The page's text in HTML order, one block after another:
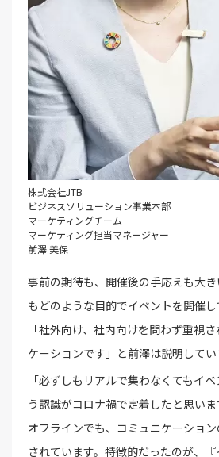
株式会社JTB
ビジネスソリューション事業本部
マーケティングチーム
マーケティング担当マネージャー
前澤 美保
事前の期待も、開催後の手応えも大
もどのような目的でイベントを開催し
「社外向け、社内向けを問わず重視
ケーションです」と前澤は説明してい
「必ずしもリアルで集わなくてもイ
う認識がコロナ禍で定着したと思い
オフラインでも、コミュニケーショ
されています。特徴的だったのが、